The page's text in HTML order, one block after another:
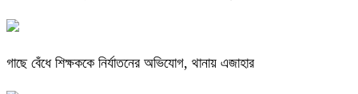
গাছে বেঁধে শিক্ষককে নির্যাতনের অভিযোগ, থানায় এজাহার